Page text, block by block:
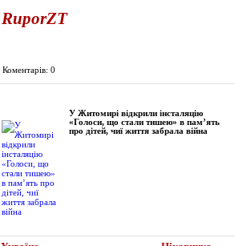
RuporZT
Коментарів: 0
У Житомирі відкрили інсталяцію
«Голоси, що стали тишею» в пам’ять
про дітей, чиї життя забрала війна